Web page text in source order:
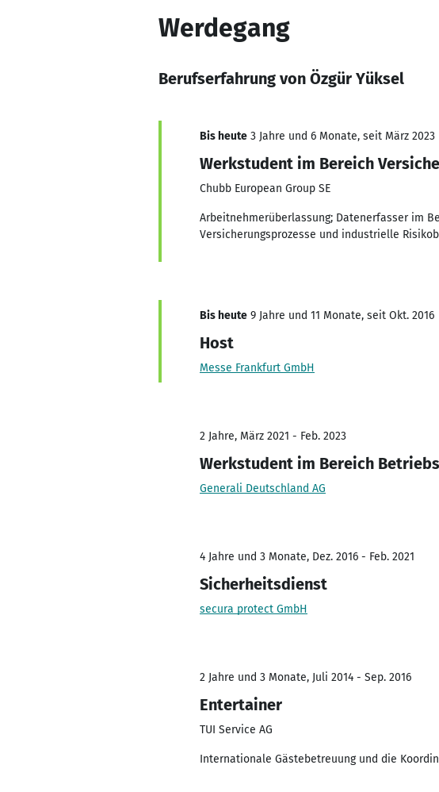
Werdegang
Berufserfahrung von Özgür Yüksel
Bis heute 3 Jahre und 6 Monate, seit März 2023
Werkstudent im Bereich
Chubb European Group SE
Arbeitnehmerüberlassung; Datenerfasser im
Versicherungsprozesse und industrielle
Bis heute 9 Jahre und 11 Monate, seit Okt. 2016
Host
Messe Frankfurt GmbH
2 Jahre, März 2021 - Feb. 2023
Werkstudent im Bereich
Generali Deutschland AG
4 Jahre und 3 Monate, Dez. 2016 - Feb. 2021
Sicherheitsdienst
secura protect GmbH
2 Jahre und 3 Monate, Juli 2014 - Sep. 2016
Entertainer
TUI Service AG
Internationale Gästebetreuung und die